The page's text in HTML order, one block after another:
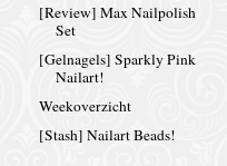
[Review] Max Nailpolish
Set
[Gelnagels] Sparkly Pink
Nailart!
Weekoverzicht
[Stash] Nailart Beads!